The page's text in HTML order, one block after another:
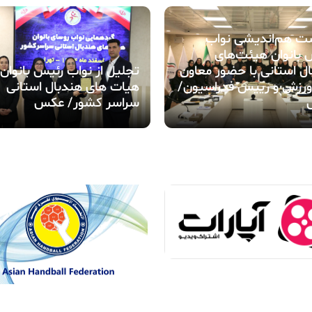
هم‌اندیشی نواب
بانوان هیئت‌های
استانی با حضور معاون
ورزش و رییس فدراسیون/
تجلیل از نواب رئیس بانوان
هیات های هندبال استانی
سراسر کشور/ عکس